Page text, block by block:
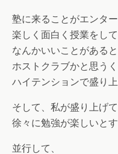
塾に来ることがエンタ
楽しく面白く授業をして
なんかいいことがあると
ホストクラブかと思う
ハイテンションで盛り
そして、私が盛り上げ
徐々に勉強が楽しいと
並行して、